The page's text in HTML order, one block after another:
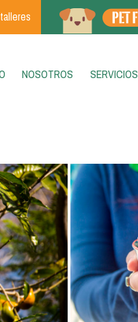
(CURRENT)
NOSOTROS SERVICIOS